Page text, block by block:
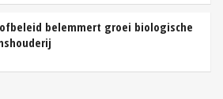
belemmert groei biologische